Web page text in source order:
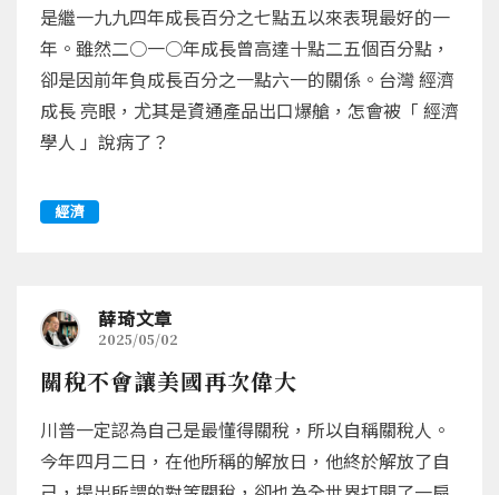
是繼一九九四年成長百分之七點五以來表現最好的一
年。雖然二○一○年成長曾高達十點二五個百分點，
卻是因前年負成長百分之一點六一的關係。台灣 經濟
成長 亮眼，尤其是資通產品出口爆艙，怎會被「 經濟
學人 」說病了？
經濟
薛琦文章
2025/05/02
關稅不會讓美國再次偉大
川普一定認為自己是最懂得關稅，所以自稱關稅人。
今年四月二日，在他所稱的解放日，他終於解放了自